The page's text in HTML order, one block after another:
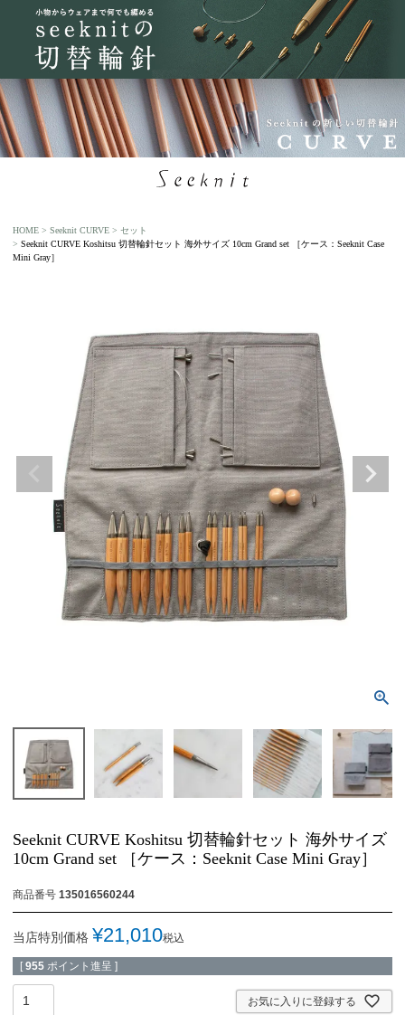
HOME Seeknit CURVE
セット
Seeknit CURVE Koshitsu 切替輪針セット 海外サイズ 10cm Grand set ［ケース：Seeknit Case
Mini Gray］
Seeknit CURVE Koshitsu 切替輪針セット 海外サイズ
10cm Grand set ［ケース：Seeknit Case Mini Gray］
商品番号 135016560244
当店特別価格 ¥21,010税込
[ 955 ポイント進呈 ]
お気に入りに登録する